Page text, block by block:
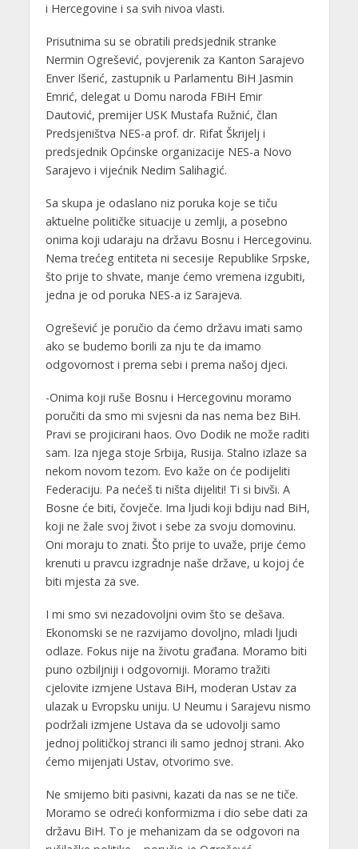
i Hercegovine i sa svih nivoa vlasti.
Prisutnima su se obratili predsjednik stranke
Nermin Ogrešević, povjerenik za Kanton Sarajevo
Enver Išerić, zastupnik u Parlamentu BiH Jasmin
Emrić, delegat u Domu naroda FBiH Emir
Dautović, premijer USK Mustafa Ružnić, član
Predsjeništva NES-a prof. dr. Rifat Škrijelj i
predsjednik Općinske organizacije NES-a Novo
Sarajevo i vijećnik Nedim Salihagić.
Sa skupa je odaslano niz poruka koje se tiču
aktuelne političke situacije u zemlji, a posebno
onima koji udaraju na državu Bosnu i Hercegovinu.
Nema trećeg entiteta ni secesije Republike Srpske,
što prije to shvate, manje ćemo vremena izgubiti,
jedna je od poruka NES-a iz Sarajeva.
Ogrešević je poručio da ćemo državu imati samo
ako se budemo borili za nju te da imamo
odgovornost i prema sebi i prema našoj djeci.
-Onima koji ruše Bosnu i Hercegovinu moramo
poručiti da smo mi svjesni da nas nema bez BiH.
Pravi se projicirani haos. Ovo Dodik ne može raditi
sam. Iza njega stoje Srbija, Rusija. Stalno izlaze sa
nekom novom tezom. Evo kaže on će podijeliti
Federaciju. Pa nećeš ti ništa dijeliti! Ti si bivši. A
Bosne će biti, čovječe. Ima ljudi koji bdiju nad BiH,
koji ne žale svoj život i sebe za svoju domovinu.
Oni moraju to znati. Što prije to uvaže, prije ćemo
krenuti u pravcu izgradnje naše države, u kojoj će
biti mjesta za sve.
I mi smo svi nezadovoljni ovim što se dešava.
Ekonomski se ne razvijamo dovoljno, mladi ljudi
odlaze. Fokus nije na životu građana. Moramo biti
puno ozbiljniji i odgovorniji. Moramo tražiti
cjelovite izmjene Ustava BiH, moderan Ustav za
ulazak u Evropsku uniju. U Neumu i Sarajevu nismo
podržali izmjene Ustava da se udovolji samo
jednoj političkoj stranci ili samo jednoj strani. Ako
ćemo mijenjati Ustav, otvorimo sve.
Ne smijemo biti pasivni, kazati da nas se ne tiče.
Moramo se odreći konformizma i dio sebe dati za
državu BiH. To je mehanizam da se odgovori na